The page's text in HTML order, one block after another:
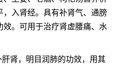
入肾经。具有补肾气、通膀
效。可用于治疗肾虚腰痛、水
肾，明目润肺的功效，用其